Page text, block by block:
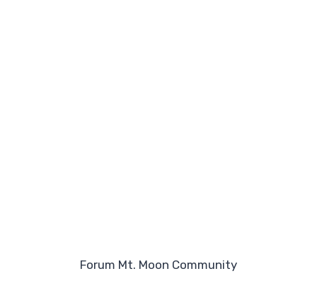
Forum Mt. Moon Community